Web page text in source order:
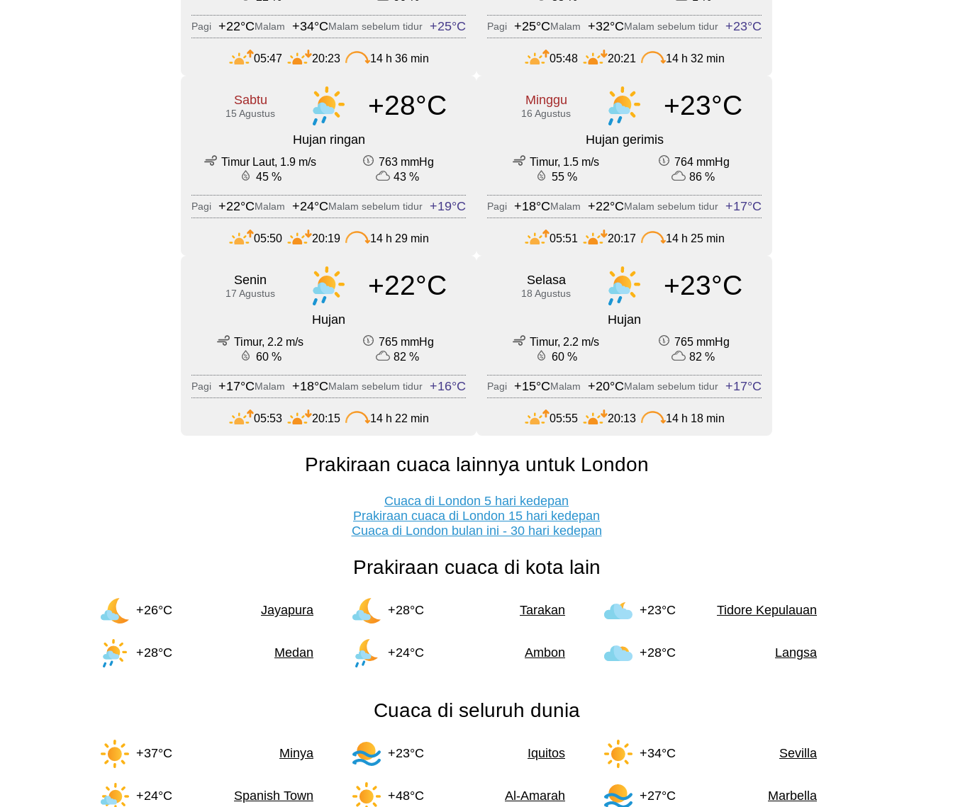
Pagi +22°CMalam +34°CMalam sebelum tidur +25°C
05:47 20:23 14 h 36 min
Pagi +25°CMalam +32°CMalam sebelum tidur +23°C
05:48 20:21 14 h 32 min
Sabtu
15 Agustus +28°C
Hujan ringan
Timur Laut, 1.9 m/s
763 mmHg
45 %
43 %
Pagi +22°CMalam +24°CMalam sebelum tidur +19°C
05:50 20:19 14 h 29 min
Minggu
16 Agustus +23°C
Hujan gerimis
Timur, 1.5 m/s
764 mmHg
55 %
86 %
Pagi +18°CMalam +22°CMalam sebelum tidur +17°C
05:51 20:17 14 h 25 min
Senin
17 Agustus +22°C
Hujan
Timur, 2.2 m/s
765 mmHg
60 %
82 %
Pagi +17°CMalam +18°CMalam sebelum tidur +16°C
05:53 20:15 14 h 22 min
Selasa
18 Agustus +23°C
Hujan
Timur, 2.2 m/s
765 mmHg
60 %
82 %
Pagi +15°CMalam +20°CMalam sebelum tidur +17°C
05:55 20:13 14 h 18 min
Prakiraan cuaca lainnya untuk London
Cuaca di London 5 hari kedepan
Prakiraan cuaca di London 15 hari kedepan
Cuaca di London bulan ini - 30 hari kedepan
Prakiraan cuaca di kota lain
+26°C Jayapura +28°C Tarakan +23°C Tidore Kepulauan
+28°C Medan +24°C Ambon +28°C Langsa
Cuaca di seluruh dunia
+37°C Minya +23°C Iquitos +34°C Sevilla
+24°C Spanish Town +48°C Al-Amarah +27°C Marbella